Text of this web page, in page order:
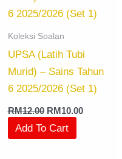
Koleksi Soalan
UPSA (Latih Tubi
Murid) – Sains Tahun
6 2025/2026 (Set 1)
RM12.00 RM10.00
Add To Cart